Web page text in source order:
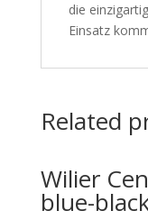
die
Einsatz
Related
Wilier
blue-